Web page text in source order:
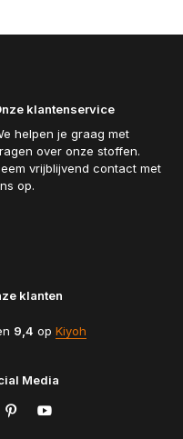
klantenservice
helpen je graag met
over onze stoffen.
vrijblijvend contact met
op.
klanten
9,4 op Kiyoh
Media